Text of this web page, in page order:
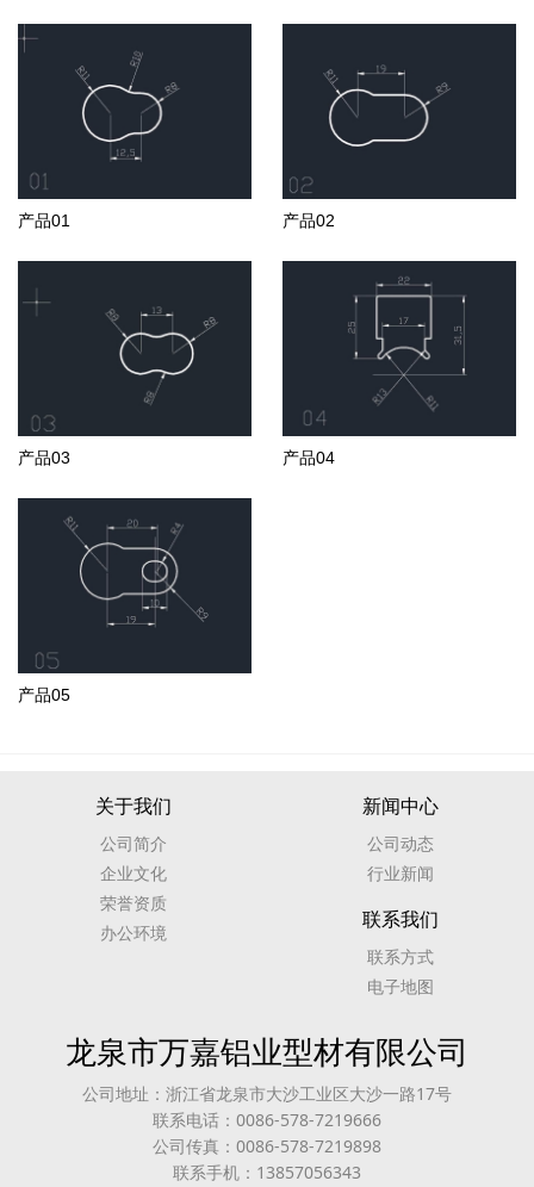
产品01 产品02
产品03 产品04
产品05
关于我们
公司简介
企业文化
荣誉资质
办公环境
新闻中心
公司动态
行业新闻
联系我们
联系方式
电子地图
龙泉市万嘉铝业型材有限公司
公司地址：浙江省龙泉市大沙工业区大沙一路17号
联系电话：0086-578-7219666
公司传真：0086-578-7219898
联系手机：13857056343